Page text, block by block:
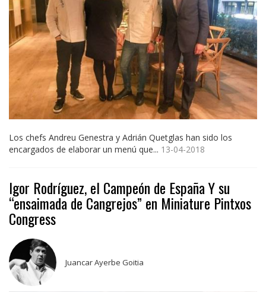
Los chefs Andreu Genestra y Adrián Quetglas han sido los
encargados de elaborar un menú que... 13-04-2018
Igor Rodríguez, el Campeón de España Y su
“ensaimada de Cangrejos” en Miniature Pintxos
Congress
Juancar Ayerbe Goitia